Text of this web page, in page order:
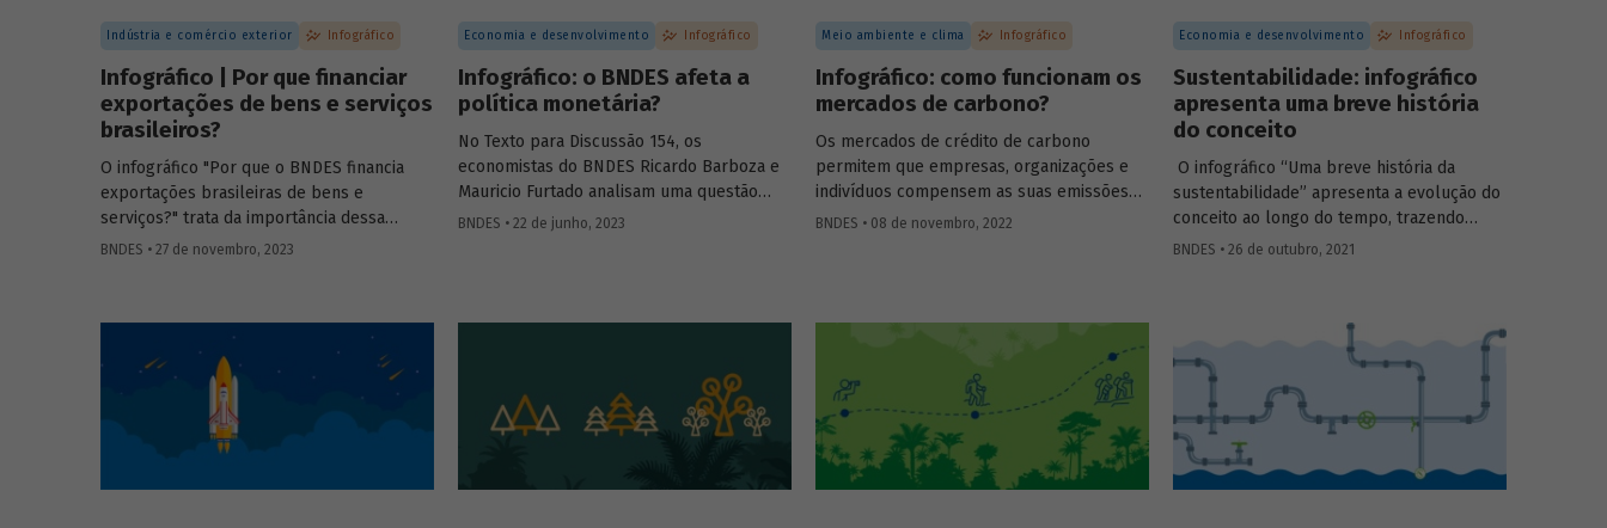
Indústria e comércio exterior Infográfico
Infográfico | Por que financiar
exportações de bens e serviços
brasileiros?
O infográfico "Por que o BNDES financia
exportações brasileiras de bens e
serviços?" trata da importância dessa
atividade, explica por que países contam
sobre a atuação do Banco.
BNDES • 27 de novembro, 2023
Economia e desenvolvimento Infográfico
Infográfico: o BNDES afeta a
política monetária?
No Texto para Discussão 154, os
economistas do BNDES Ricardo Barboza e
Mauricio Furtado analisam uma questão
recorrente no debate público: o possível
BNDES • 22 de junho, 2023
Meio ambiente e clima Infográfico
Infográfico: como funcionam os
mercados de carbono?
Os mercados de crédito de carbono
permitem que empresas, organizações e
indivíduos compensem as suas emissões
de gases de efeito estufa (GEE) a partir da
climáticas.
BNDES • 08 de novembro, 2022
Economia e desenvolvimento Infográfico
Sustentabilidade: infográfico
apresenta uma breve história
do conceito
O infográfico “Uma breve história da
sustentabilidade” apresenta a evolução do
conceito ao longo do tempo, trazendo
informações sobre os principais marcos no
BNDES • 26 de outubro, 2021